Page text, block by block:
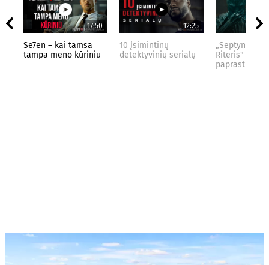
17:50
Se7en – kai tamsa
tampa meno kūriniu
12:25
10 įsimintinų
detektyvinių serialų
„Septynių
Riteris" – kai
paprastumas